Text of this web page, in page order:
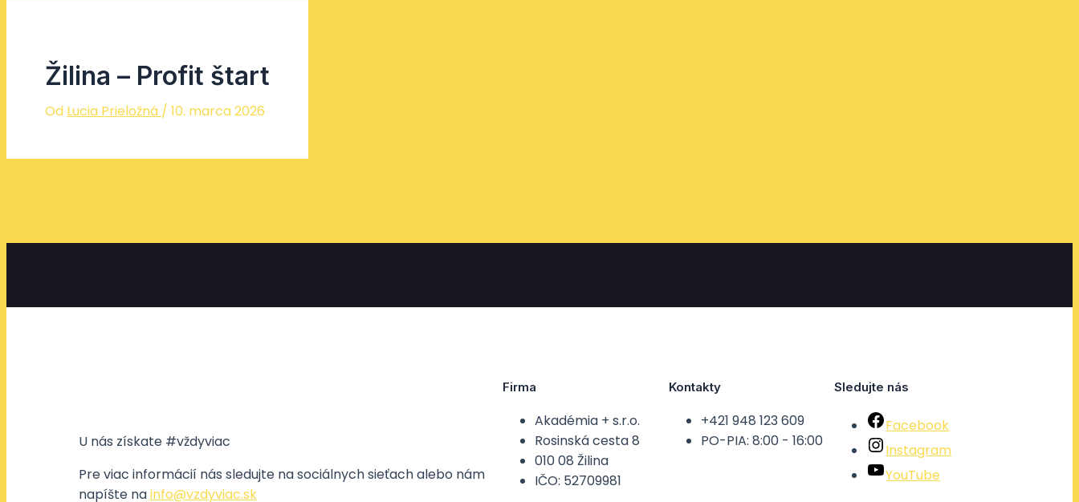
Žilina – Profit štart
Od Lucia Prieložná / 10. marca 2026
U nás získate #vždyviac
Pre viac informácií nás sledujte na sociálnych sieťach alebo nám
napíšte nainfo@vzdyviac.sk
Firma
Akadémia + s.r.o.
Rosinská cesta 8
010 08 Žilina
IČO: 52709981
Kontakty
+421 948 123 609
PO-PIA: 8:00 - 16:00
Sledujte nás
Facebook
Instagram
YouTube